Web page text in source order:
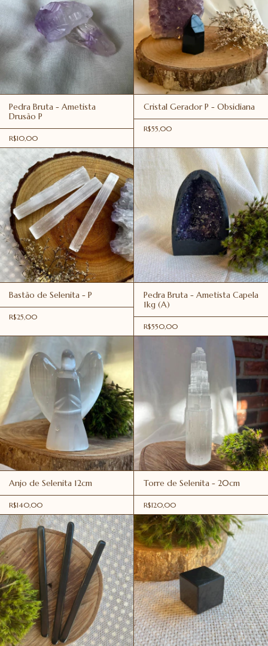
Pedra Bruta - Ametista
Drusão P
R$10,00
Cristal Gerador P - Obsidiana
R$55,00
Bastão de Selenita - P
R$25,00
Pedra Bruta - Ametista Capela
1kg (A)
R$550,00
Anjo de Selenita 12cm
R$140,00
Torre de Selenita - 20cm
R$120,00